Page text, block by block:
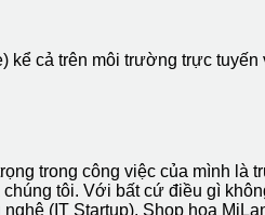
cả trên môi trường trực tuyến
trong công việc của mình là
tôi. Với bất cứ điều gì
(IT Startup). Shop hoa